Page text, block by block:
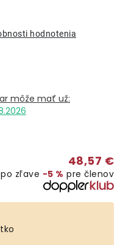
hodnotenia
48,57 €
zľave −5 % pre členov